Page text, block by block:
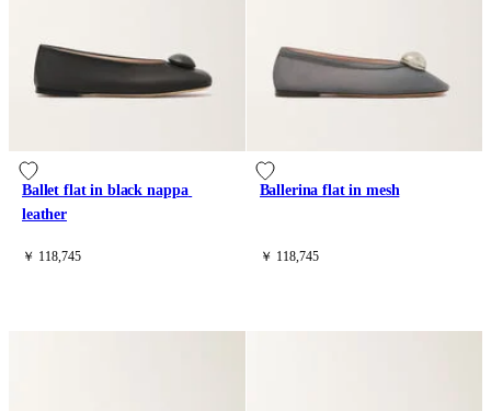
Ballet flat in black nappa
leather
￥ 118,745
Ballerina flat in mesh
￥ 118,745